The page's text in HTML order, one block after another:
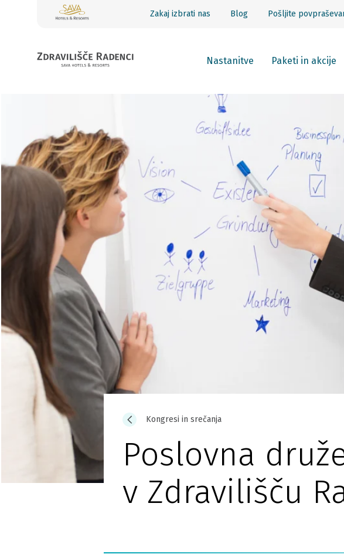
Zakaj izbrati nas Blog Pošljite
Nastanitve Paketi in akcije
Kongresi in srečanja
Poslovna
v Zdravilišču